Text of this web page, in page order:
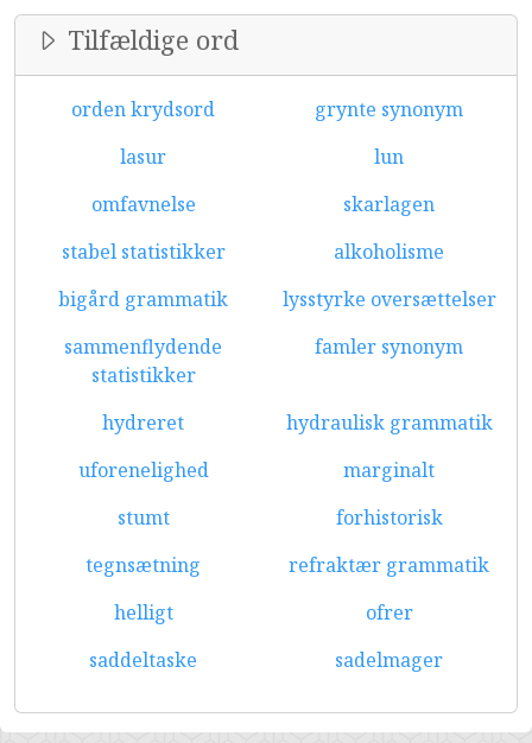
Tilfældige ord
orden krydsord
grynte synonym
lasur
lun
omfavnelse
skarlagen
stabel statistikker
alkoholisme
bigård grammatik
lysstyrke oversættelser
sammenflydende
statistikker
famler synonym
hydreret
hydraulisk grammatik
uforenelighed
marginalt
stumt
forhistorisk
tegnsætning
refraktær grammatik
helligt
ofrer
saddeltaske
sadelmager